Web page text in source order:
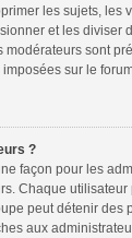
les sujets, les
et les diviser
sont
sur le
?
façon pour les
Chaque utilisateur
peut détenir des
aux